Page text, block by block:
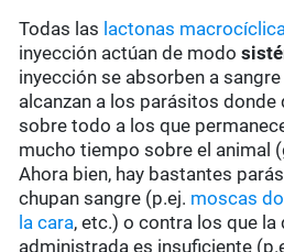
Todas las lactonas
inyección actúan de modo
inyección se absorben a
alcanzan a los parásitos donde
sobre todo a los que
mucho tiempo sobre el animal
Ahora bien, hay bastantes
chupan sangre (p.ej. moscas
la cara, etc.) o contra los que la
administrada es insuficiente